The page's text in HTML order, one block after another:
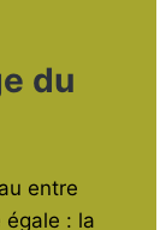
du
entre
: la